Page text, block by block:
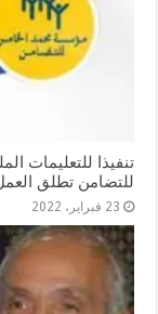
تنفيذا للتعليمات
للتضامن تطلق العمل ب11 مركزا جديدا في مدن
23 فبراير، 2022